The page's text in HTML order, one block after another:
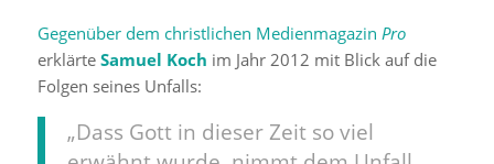
Gegenüber dem christlichen Medienmagazin Pro
erklärte Samuel Koch im Jahr 2012 mit Blick auf die
Folgen seines Unfalls:
„Dass Gott in dieser Zeit so viel